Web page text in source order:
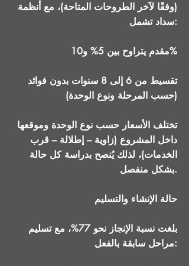
(وفقًا لآخر الطروحات المتاحة)، مع أنظمة
سداد تشمل:
مقدم يتراوح بين 5% و10%
تقسيط من 6 إلى 8 سنوات بدون فوائد
(حسب المرحلة ونوع الوحدة)
تختلف الأسعار حسب نوع الوحدة وموقعها
داخل المشروع (زاوية – إطلالة – قرب
الخدمات)، لذلك يُنصح بدراسة كل حالة
بشكل منفصل.
حالة الإنشاء والتسليم
بلغت نسبة الإنجاز نحو 77%، مع تسليم
مراحل سابقة بالفعل: